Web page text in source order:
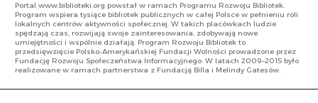
Portal www.biblioteki.org powstał w ramach Programu Rozwoju Bibliotek.
Program wspiera tysiące bibliotek publicznych w całej Polsce w pełnieniu roli
lokalnych centrów aktywności społecznej. W takich placówkach ludzie
spędzają czas, rozwijają swoje zainteresowania, zdobywają nowe
umiejętności i wspólnie działają. Program Rozwoju Bibliotek to
przedsięwzięcie Polsko-Amerykańskiej Fundacji Wolności prowadzone przez
Fundację Rozwoju Społeczeństwa Informacyjnego. W latach 2009–2015 było
realizowane w ramach partnerstwa z Fundacją Billa i Melindy Gatesów.